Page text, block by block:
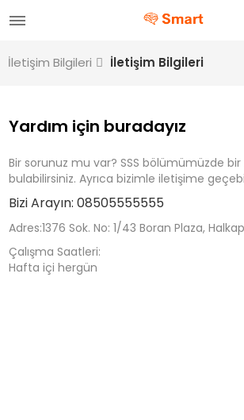
İletişim Bilgileri İletişim Bilgileri
Yardım için buradayız
Bir sorunuz mu var? SSS bölümümüzde
bulabilirsiniz. Ayrıca bizimle iletişime
Bizi Arayın:08505555555
Adres:1376 Sok. No: 1/43 Boran Plaza,
Çalışma Saatleri:
Hafta içi hergün